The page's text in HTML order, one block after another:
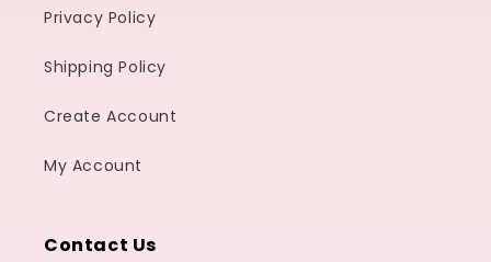
Privacy Policy
Shipping Policy
Create Account
My Account
Contact Us